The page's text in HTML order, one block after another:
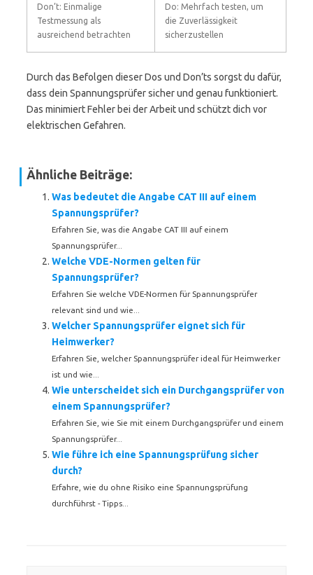
Don’t: Einmalige
Testmessung als
ausreichend betrachten
Do: Mehrfach testen, um
die Zuverlässigkeit
sicherzustellen
Durch das Befolgen dieser Dos und Don’ts sorgst du dafür,
dass dein Spannungsprüfer sicher und genau funktioniert.
Das minimiert Fehler bei der Arbeit und schützt dich vor
elektrischen Gefahren.
Ähnliche Beiträge:
Was bedeutet die Angabe CAT III auf einem
Spannungsprüfer?
Erfahren Sie, was die Angabe CAT III auf einem
Spannungsprüfer...
Welche VDE-Normen gelten für
Spannungsprüfer?
Erfahren Sie welche VDE-Normen für Spannungsprüfer
relevant sind und wie...
Welcher Spannungsprüfer eignet sich für
Heimwerker?
Erfahren Sie, welcher Spannungsprüfer ideal für Heimwerker
ist und wie...
Wie unterscheidet sich ein Durchgangsprüfer von
einem Spannungsprüfer?
Erfahren Sie, wie Sie mit einem Durchgangsprüfer und einem
Spannungsprüfer...
Wie führe ich eine Spannungsprüfung sicher
durch?
Erfahre, wie du ohne Risiko eine Spannungsprüfung
durchführst - Tipps...